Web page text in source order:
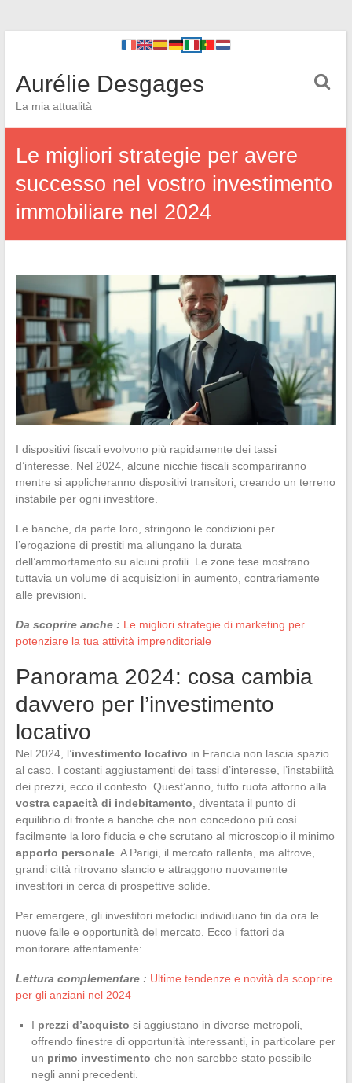
Aurélie Desgages
La mia attualità
Le migliori strategie per avere
successo nel vostro investimento
immobiliare nel 2024
I dispositivi fiscali evolvono più rapidamente dei tassi
d’interesse. Nel 2024, alcune nicchie fiscali scompariranno
mentre si applicheranno dispositivi transitori, creando un terreno
instabile per ogni investitore.
Le banche, da parte loro, stringono le condizioni per
l’erogazione di prestiti ma allungano la durata
dell’ammortamento su alcuni profili. Le zone tese mostrano
tuttavia un volume di acquisizioni in aumento, contrariamente
alle previsioni.
Da scoprire anche : Le migliori strategie di marketing per
potenziare la tua attività imprenditoriale
Panorama 2024: cosa cambia
davvero per l’investimento
locativo
Nel 2024, l’investimento locativo in Francia non lascia spazio
al caso. I costanti aggiustamenti dei tassi d’interesse, l’instabilità
dei prezzi, ecco il contesto. Quest’anno, tutto ruota attorno alla
vostra capacità di indebitamento , diventata il punto di
equilibrio di fronte a banche che non concedono più così
facilmente la loro fiducia e che scrutano al microscopio il minimo
apporto personale. A Parigi, il mercato rallenta, ma altrove,
grandi città ritrovano slancio e attraggono nuovamente
investitori in cerca di prospettive solide.
Per emergere, gli investitori metodici individuano fin da ora le
nuove falle e opportunità del mercato. Ecco i fattori da
monitorare attentamente:
Lettura complementare : Ultime tendenze e novità da scoprire
per gli anziani nel 2024
I prezzi d’acquisto si aggiustano in diverse metropoli,
offrendo finestre di opportunità interessanti, in particolare per
un primo investimento che non sarebbe stato possibile
negli anni precedenti.